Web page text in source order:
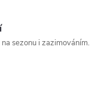
sezonu i zazimováním.